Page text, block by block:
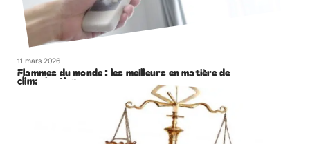
11 mars 2026
Flammes du monde : les meilleurs en matière de
climatisation